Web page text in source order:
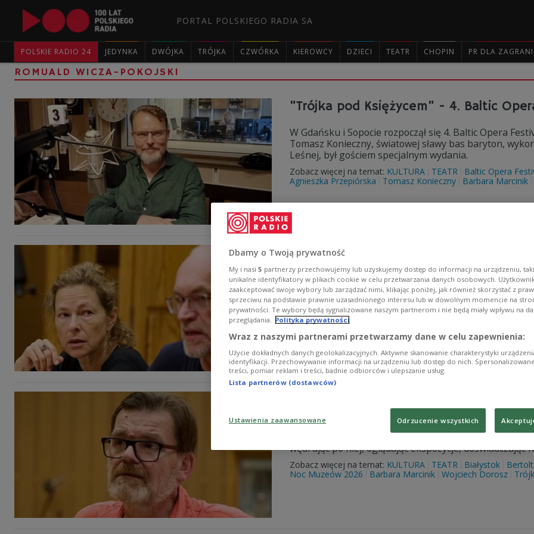
PORTAL POLSKIEGO RADIA SA
POLSKIE RADIO 24 JEDYNKA DWÓJKA TRÓJKA CZWÓRKA KIEROWCY DZIECI TEATR CHOPIN PR DLA
ROMUALD WICZA-POKOJSKI
"Trójka pod Księżycem" - 4. Baltic
W Gdańsku i Sopocie rozpoczął się 4. Baltic Opera
Tomasz Konieczny, światowej sławy bas baryton,
Leśnej, był gościem specjalnym wydania.
Zobacz więcej na temat: KULTURA TEATR Baltic Opera
Agnieszka Przepiórska
Tomasz Konieczny Barbara Marcinik
"Na południe" Krzysztofa Bizio w
W finale maja, przygotowując się do 25.
Polskiej "Dwa Teatry" w Sopocie przypominamy na
zaproszone do udziału w festiwalowym konkursie
Zobacz więcej na temat: KULTURA Scena Teatralna
Mariusz Bonaszewski
"Trójka pod Księżycem" - przed
W "Trójce pod Księżycem" przed Nocą Muzeów
w Warszawie. Ponieważ muzea i galerie najlepiej
wędrując po niej, oglądając ekspozycje, doświadczając
Zobacz więcej na temat: KULTURA TEATR Białystok
Noc Muzeów 2026
Barbara Marcinik Wojciech Dorosz
Dbamy o Twoją prywatność
My i nasi 5 partnerzy przechowujemy lub uzyskujemy dostęp do informacji na urządzeniu,
unikalne identyfikatory w plikach cookie w celu przetwarzania danych osobowych.
zaakceptować swoje wybory lub zarządzać nimi, klikając poniżej, jak również skorzystać z
sprzeciwu na podstawie prawnie uzasadnionego interesu lub w dowolnym momencie na
prywatności. Te wybory będą sygnalizowane naszym partnerom i nie będą miały wpływu na
przeglądania.
Polityka prywatności
Wraz z naszymi partnerami przetwarzamy dane w celu zapewnienia:
Użycie dokładnych danych geolokalizacyjnych. Aktywne skanowanie charakterystyki
identyfikacji. Przechowywanie informacji na urządzeniu lub dostęp do nich.
treści, pomiar reklam i treści, badnie odbiorców i ulepszanie usług.
Lista partnerów (dostawców)
Ustawienia zaawansowane Odrzucenie wszystkich